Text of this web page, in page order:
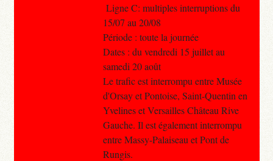
Ligne C: multiples interruptions du
15/07 au 20/08
Période : toute la journée
Dates : du vendredi 15 juillet au
samedi 20 août
Le trafic est interrompu entre Musée
d'Orsay et Pontoise, Saint-Quentin en
Yvelines et Versailles Château Rive
Gauche. Il est également interrompu
entre Massy-Palaiseau et Pont de
Rungis.